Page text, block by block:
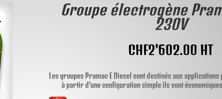
Groupe électrogène
230V
CHF2'602.00 HT
Les groupes Pramac E Diesel sont destinés aux
à partir d’une configuration simple ils sont